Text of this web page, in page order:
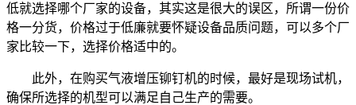
低就选择哪个厂家的设备，其实这是很大的误区，所谓一份价
格一分货，价格过于低廉就要怀疑设备品质问题，可以多个厂
家比较一下，选择价格适中的。
此外，在购买气液增压铆钉机的时候，最好是现场试机，
确保所选择的机型可以满足自己生产的需要。